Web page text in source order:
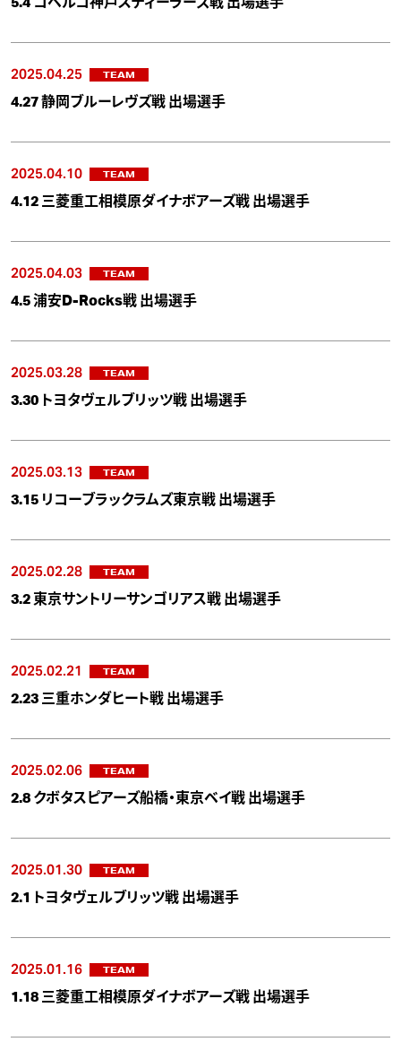
2025.04.25 TEAM
4.27 静岡ブルーレヴズ戦 出場選手
2025.04.10 TEAM
4.12 三菱重工相模原ダイナボアーズ戦 出場選手
2025.04.03 TEAM
4.5 浦安D-Rocks戦 出場選手
2025.03.28 TEAM
3.30 トヨタヴェルブリッツ戦 出場選手
2025.03.13 TEAM
3.15 リコーブラックラムズ東京戦 出場選手
2025.02.28 TEAM
3.2 東京サントリーサンゴリアス戦 出場選手
2025.02.21 TEAM
2.23 三重ホンダヒート戦 出場選手
2025.02.06 TEAM
2.8 クボタスピアーズ船橋・東京ベイ戦 出場選手
2025.01.30 TEAM
2.1 トヨタヴェルブリッツ戦 出場選手
2025.01.16 TEAM
1.18 三菱重工相模原ダイナボアーズ戦 出場選手